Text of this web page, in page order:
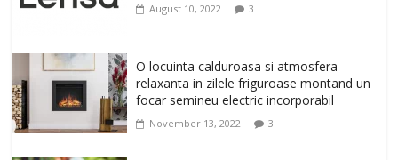
Un ten regenerat, fara riduri. Crema
antirid Ivatherm pentru o piele neteda si
elastica.
February 6, 2026 0
August 10, 2022 3
O locuinta calduroasa si atmosfera
relaxanta in zilele friguroase montand un
focar semineu electric incorporabil
November 13, 2022 3